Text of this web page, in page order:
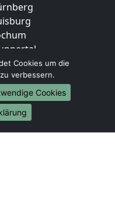
Cookies um die
verbessern.
Cookies